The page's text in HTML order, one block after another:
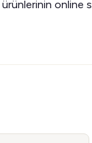
online